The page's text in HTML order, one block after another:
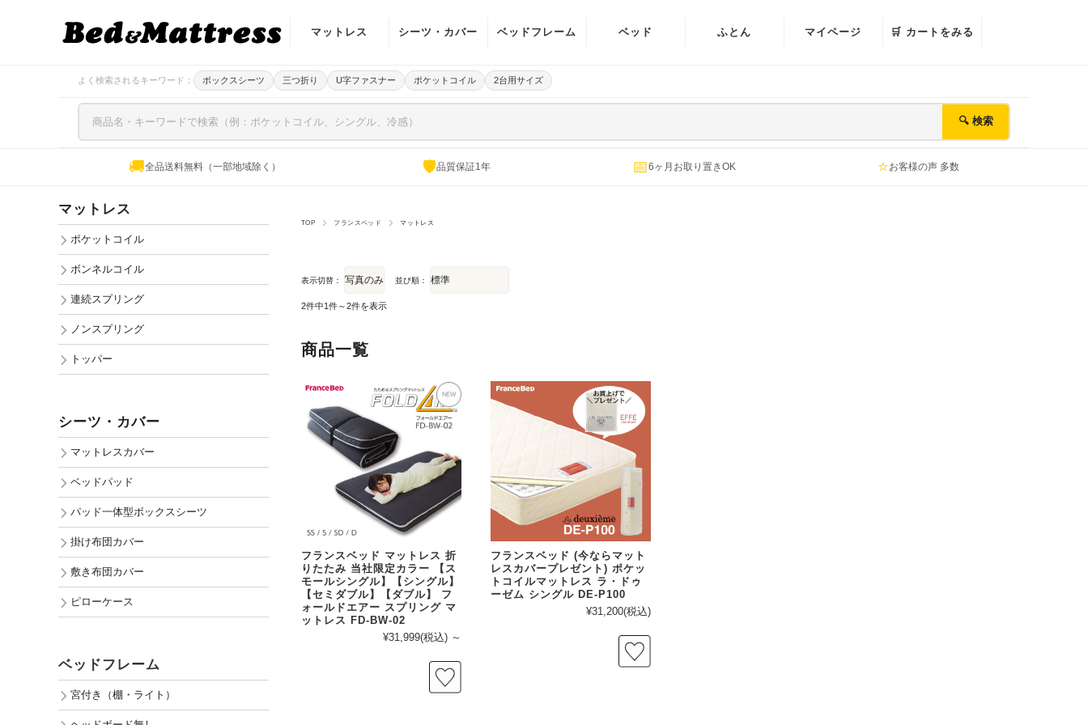
マットレス
ポケットコイル
シーツ・カバー
マットレスカバ
ー
ベッドパッド
パッド一体型ボ
掛け布団カバー
ベッドフレーム
宮付き(棚・ラ
イト)
ベッド ふとん マイページ 🛒 カートをみる
よく検索されるキーワード： ボックスシーツ 三つ折り U字ファスナー ポケットコイル 2台用サイズ
🔍 検索
🚚全品送料無料（一部地域除く） 🛡品質保証1年 📅6ヶ月お取り置きOK ⭐お客様の声 多数
TOP フランスベッド マットレス
表示切替： 並び順：
2件中1件～2件を表示
商品一覧
フランスベッド マットレス 折
りたたみ 当社限定カラー 【ス
モールシングル】【シングル】
【セミダブル】【ダブル】 フ
ォールドエアー スプリング マ
ットレス FD-BW-02
¥31,999(税込) ～
フランスベッド (今ならマット
レスカバープレゼント) ポケッ
トコイルマットレス ラ・ドゥ
ーゼム シングル DE-P100
¥31,200(税込)
マットレス
ポケットコイル
ボンネルコイル
連続スプリング
ノンスプリング
トッパー
シーツ・カバー
マットレスカバー
ベッドパッド
パッド一体型ボックスシーツ
掛け布団カバー
敷き布団カバー
ピローケース
ベッドフレーム
宮付き（棚・ライト）